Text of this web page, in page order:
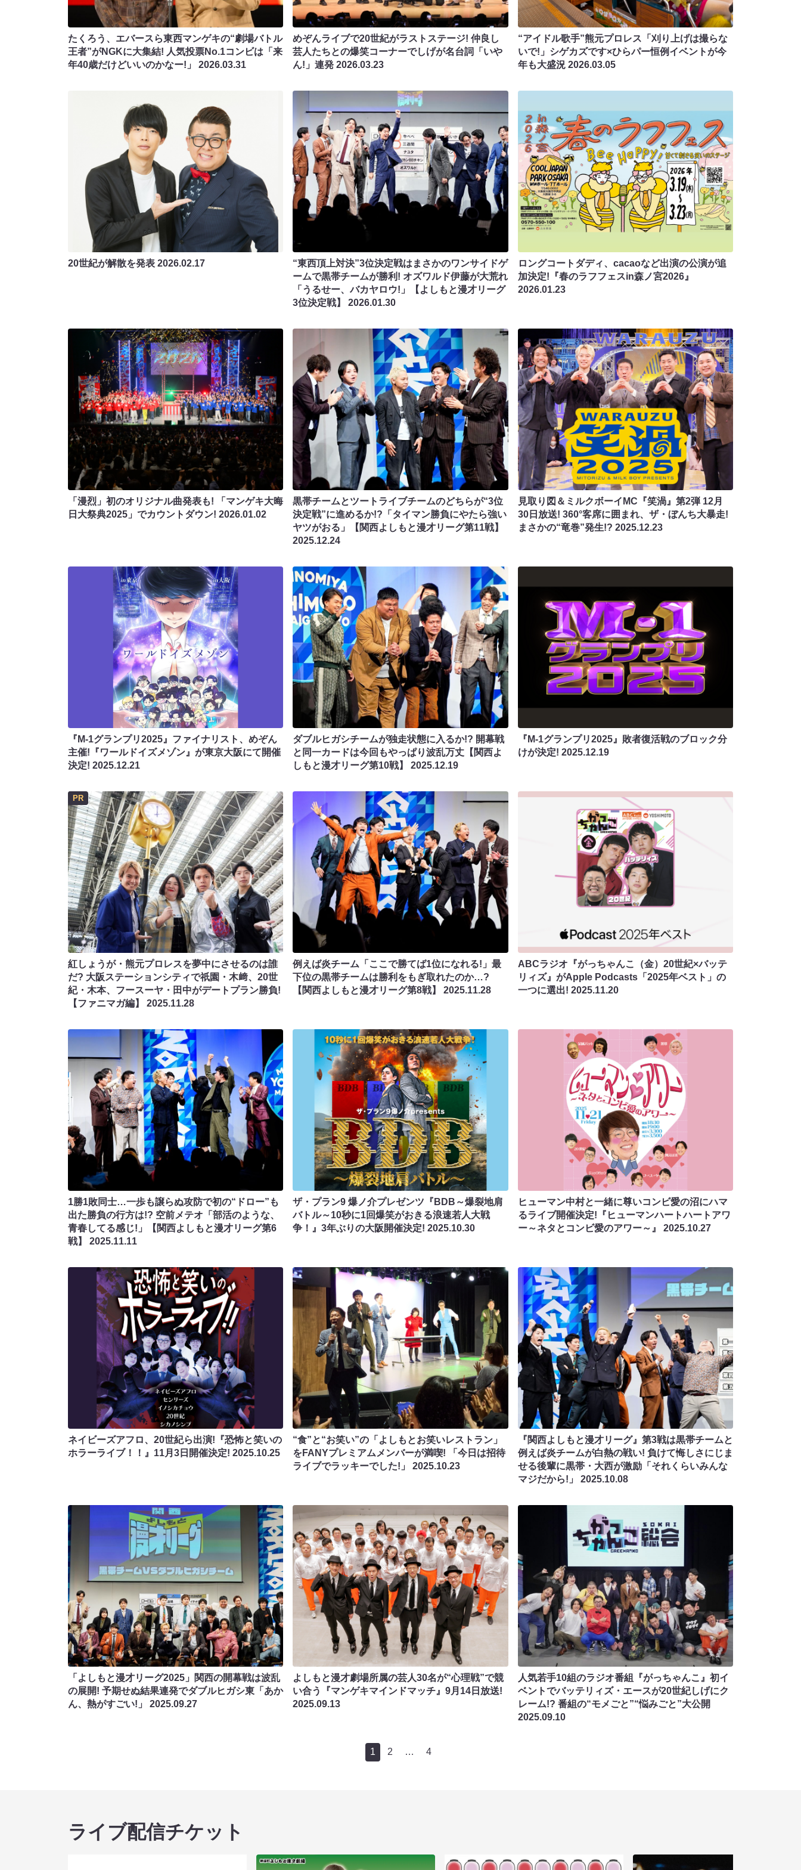
たくろう、エバースら東西マンゲキの“劇場バトル
王者”がNGKに大集結! 人気投票No.1コンビは「来
年40歳だけどいいのかなー!」 2026.03.31
めぞんライブで20世紀がラストステージ! 仲良し
芸人たちとの爆笑コーナーでしげが名台詞「いや
ん!」連発2026.03.23
“アイドル歌手”熊元プロレス「刈り上げは撮らな
いで!」シゲカズです×ひらパー恒例イベントが今
年も大盛況 2026.03.05
20世紀が解散を発表 2026.02.17
“東西頂上対決”3位決定戦はまさかのワンサイドゲ
ームで黒帯チームが勝利! オズワルド伊藤が大荒れ
「うるせー、バカヤロウ!」【よしもと漫才リーグ
3位決定戦】2026.01.30
ロングコートダディ、cacaoなど出演の公演が追
加決定!『春のラフフェスin森ノ宮2026』
2026.01.23
「漫烈」初のオリジナル曲発表も! 「マンゲキ大晦
日大祭典2025」でカウントダウン! 2026.01.02
黒帯チームとツートライブチームのどちらが“3位
決定戦”に進めるか!?「タイマン勝負にやたら強い
ヤツがおる」【関西よしもと漫才リーグ第11戦】
2025.12.24
見取り図＆ミルクボーイMC『笑渦』第2弾 12月
30日放送! 360°客席に囲まれ、ザ・ぼんち大暴走!
まさかの“竜巻”発生!? 2025.12.23
『M-1グランプリ2025』ファイナリスト、めぞん
主催!『ワールドイズメゾン』が東京大阪にて開催
決定! 2025.12.21
ダブルヒガシチームが独走状態に入るか!? 開幕戦
と同一カードは今回もやっぱり波乱万丈【関西よ
しもと漫才リーグ第10戦】2025.12.19
『M-1グランプリ2025』敗者復活戦のブロック分
けが決定! 2025.12.19
PR
紅しょうが・熊元プロレスを夢中にさせるのは誰
だ? 大阪ステーションシティで祇園・木﨑、20世
紀・木本、フースーヤ・田中がデートプラン勝負!
【ファニマガ編】 2025.11.28
例えば炎チーム「ここで勝てば1位になれる!」最
下位の黒帯チームは勝利をもぎ取れたのか…?
【関西よしもと漫才リーグ第8戦】2025.11.28
ABCラジオ『がっちゃんこ（金）20世紀×バッテ
リィズ』がApple Podcasts「2025年ベスト」の
一つに選出! 2025.11.20
1勝1敗同士…一歩も譲らぬ攻防で初の“ドロー”も
出た勝負の行方は!? 空前メテオ「部活のような、
青春してる感じ!」【関西よしもと漫才リーグ第6
戦】 2025.11.11
ザ・プラン9 爆ノ介プレゼンツ『BDB～爆裂地肩
バトル～10秒に1回爆笑がおきる浪速若人大戦
争！』3年ぶりの大阪開催決定!2025.10.30
ヒューマン中村と一緒に尊いコンビ愛の沼にハマ
るライブ開催決定!『ヒューマンハートハートアワ
ー～ネタとコンビ愛のアワー～』 2025.10.27
ネイビーズアフロ、20世紀ら出演!『恐怖と笑いの
ホラーライブ！！』11月3日開催決定! 2025.10.25
“食”と“お笑い”の「よしもとお笑いレストラン」
をFANYプレミアムメンバーが満喫! 「今日は招待
ライブでラッキーでした!」2025.10.23
『関西よしもと漫才リーグ』第3戦は黒帯チームと
例えば炎チームが白熱の戦い! 負けて悔しさにじま
せる後輩に黒帯・大西が激励「それくらいみんな
マジだから!」 2025.10.08
「よしもと漫才リーグ2025」関西の開幕戦は波乱
の展開! 予期せぬ結果連発でダブルヒガシ東「あか
ん、熱がすごい!」 2025.09.27
よしもと漫才劇場所属の芸人30名が“心理戦”で競
い合う『マンゲキマインドマッチ』9月14日放送!
2025.09.13
人気若手10組のラジオ番組『がっちゃんこ』初イ
ベントでバッテリィズ・エースが20世紀しげにク
レーム!? 番組の“モメごと”“悩みごと”大公開
2025.09.10
1 2 … 4
ライブ配信チケット